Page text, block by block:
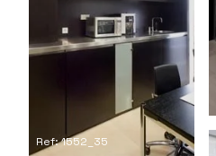
Ref: 1552_35